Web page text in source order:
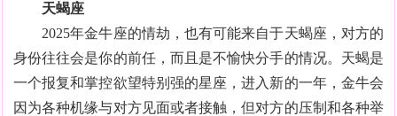
天蝎座
2025年金牛座的情劫，也有可能来自于天蝎座，对方的
身份往往会是你的前任，而且是不愉快分手的情况。天蝎是
一个报复和掌控欲望特别强的星座，进入新的一年，金牛会
因为各种机缘与对方见面或者接触，但对方的压制和各种举